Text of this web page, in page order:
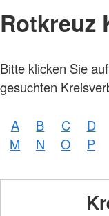
Rotkreuz
Bitte klicken Sie
gesuchten
A B C D
M
N O P